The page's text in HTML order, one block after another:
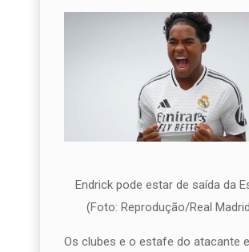
Endrick pode estar de saída da
(Foto: Reprodução/Real
Os clubes e o estafe do atacante